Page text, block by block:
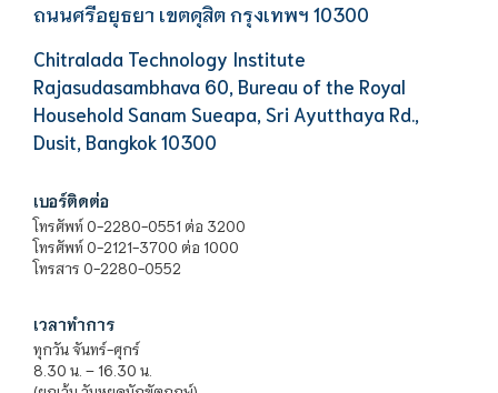
ถนนศรีอยุธยา เขตดุสิต กรุงเทพฯ 10300
Chitralada Technology Institute
Rajasudasambhava 60, Bureau of the Royal
Household Sanam Sueapa, Sri Ayutthaya Rd.,
Dusit, Bangkok 10300
เบอร์ติดต่อ
โทรศัพท์ 0-2280-0551 ต่อ 3200
โทรศัพท์ 0-2121-3700 ต่อ 1000
โทรสาร 0-2280-0552
เวลาทำการ
ทุกวัน จันทร์-ศุกร์
8.30 น. – 16.30 น.